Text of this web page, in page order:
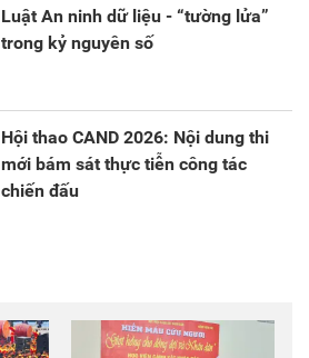
Luật An ninh dữ liệu - “tường lửa”
trong kỷ nguyên số
Hội thao CAND 2026: Nội dung thi
mới bám sát thực tiễn công tác
chiến đấu